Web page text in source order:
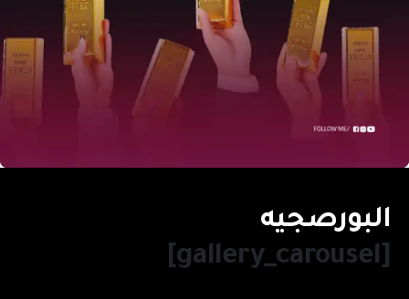
البورصجيه
[gallery_carousel]